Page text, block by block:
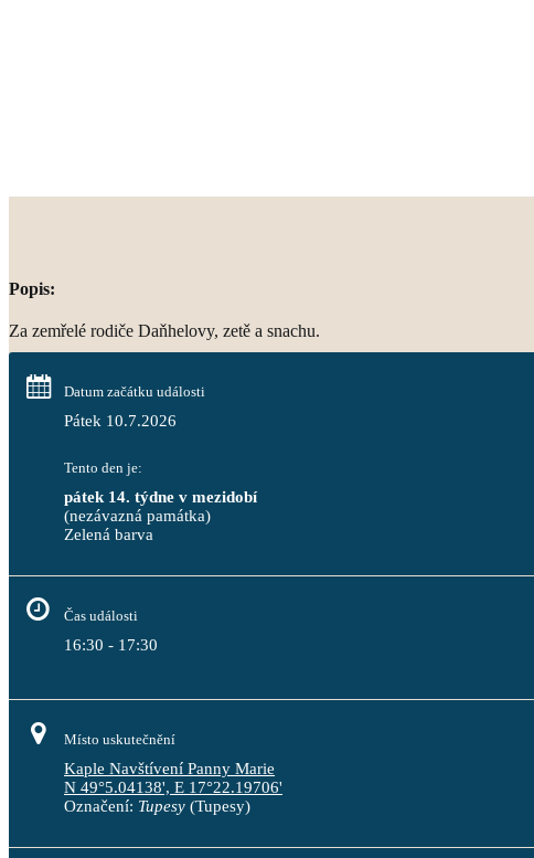
Popis:
Za zemřelé rodiče Daňhelovy, zetě a snachu.
Datum začátku události
Pátek 10.7.2026
Tento den je:
pátek 14. týdne v mezidobí
(nezávazná památka)
Zelená barva
Čas události
16:30 - 17:30
Místo uskutečnění
Kaple Navštívení Panny Marie
N 49°5.04138', E 17°22.19706'
Označení: Tupesy (Tupesy)